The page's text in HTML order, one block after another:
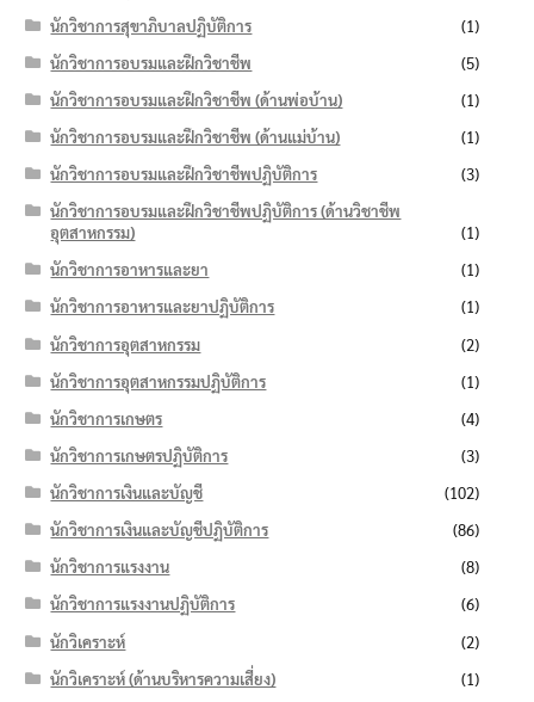
นักวิชาการสุขาภิบาลปฏิบัติการ
(1)
นักวิชาการอบรมและฝึกวิชาชีพ
(5)
นักวิชาการอบรมและฝึกวิชาชีพ (ด้านพ่อบ้าน)
(1)
นักวิชาการอบรมและฝึกวิชาชีพ (ด้านแม่บ้าน)
(1)
นักวิชาการอบรมและฝึกวิชาชีพปฏิบัติการ
(3)
นักวิชาการอบรมและฝึกวิชาชีพปฏิบัติการ (ด้านวิชาชีพ
อุตสาหกรรม)
(1)
นักวิชาการอาหารและยา
(1)
นักวิชาการอาหารและยาปฏิบัติการ
(1)
นักวิชาการอุตสาหกรรม
(2)
นักวิชาการอุตสาหกรรมปฏิบัติการ
(1)
นักวิชาการเกษตร
(4)
นักวิชาการเกษตรปฏิบัติการ
(3)
นักวิชาการเงินและบัญชี
(102)
นักวิชาการเงินและบัญชีปฏิบัติการ
(86)
นักวิชาการแรงงาน
(8)
นักวิชาการแรงงานปฏิบัติการ
(6)
นักวิเคราะห์
(2)
นักวิเคราะห์ (ด้านบริหารความเสี่ยง)
(1)